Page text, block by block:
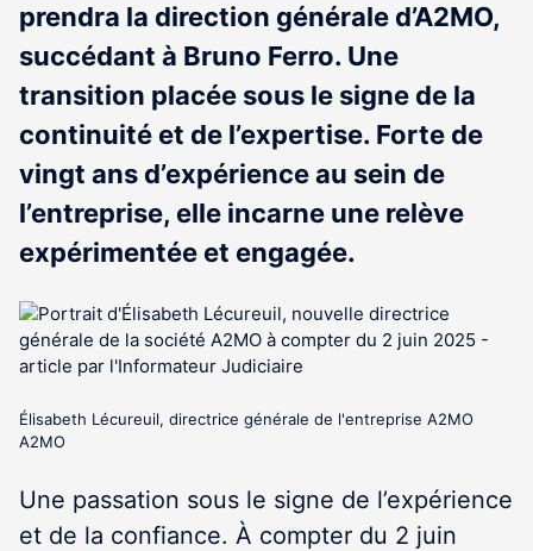
prendra la direction générale d’A2MO,
succédant à Bruno Ferro. Une
transition placée sous le signe de la
continuité et de l’expertise. Forte de
vingt ans d’expérience au sein de
l’entreprise, elle incarne une relève
expérimentée et engagée.
Élisabeth Lécureuil, directrice générale de l'entreprise A2MO
A2MO
Une passation sous le signe de l’expérience
et de la confiance. À compter du 2 juin